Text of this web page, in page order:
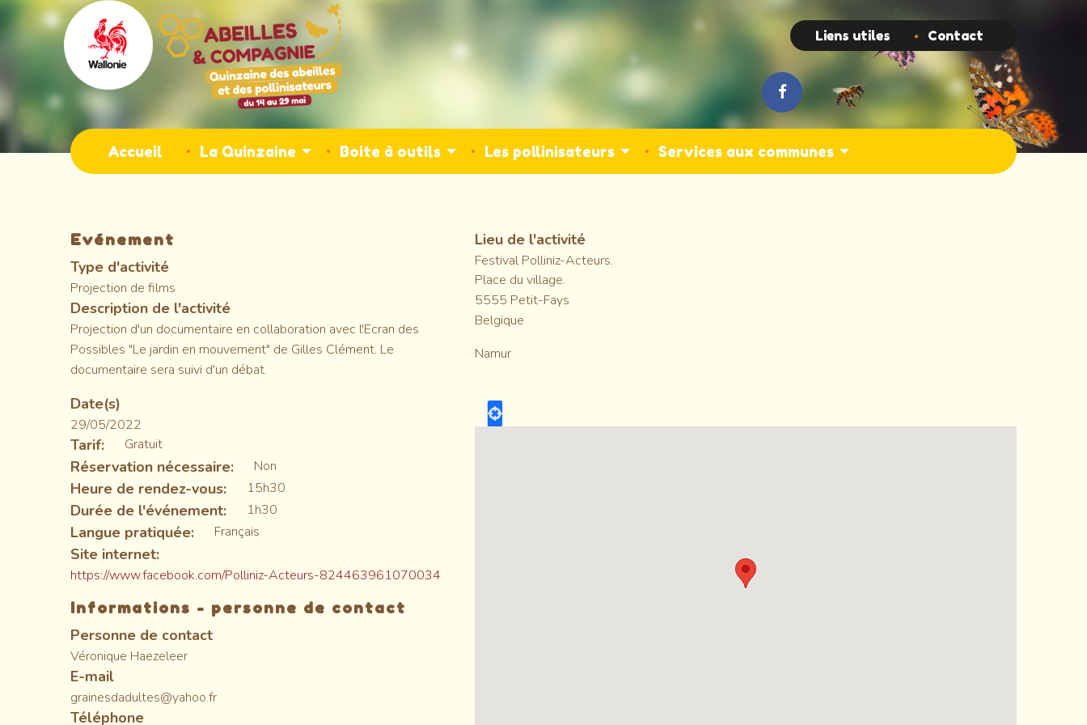
Aller
contenu
Main
navigation
Accueil La Quinzaine Boite à outils Les pollinisateurs Services aux communes
TopLiens utiles Contact
Evénement
Type d'activité
Projection de films
Description de l'activité
Projection d'un documentaire en collaboration avec l'Ecran des
Possibles "Le jardin en mouvement" de Gilles Clément. Le
documentaire sera suivi d'un débat.
Date(s)
29/05/2022
Tarif Gratuit
Réservation nécessaire Non
Heure de rendez-vous 15h30
Durée de l'événement 1h30
Langue pratiquée Français
Site internet
https://www.facebook.com/Polliniz-Acteurs-824463961070034
Informations - personne de contact
Personne de contact
Véronique Haezeleer
E-mail
grainesdadultes@yahoo.fr
Téléphone
Lieu de l'activité
Festival Polliniz-Acteurs.
Place du village.
5555 Petit-Fays
Belgique
Namur